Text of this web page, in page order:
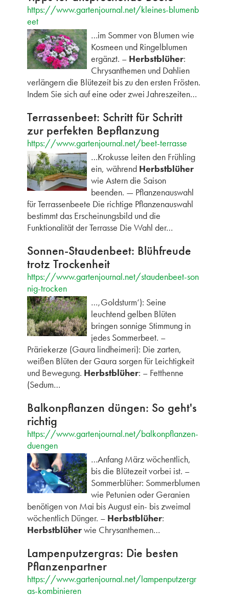
https://www.gartenjournal.net/kleines-blumenb
eet
…im Sommer von Blumen wie
Kosmeen und Ringelblumen
ergänzt. – Herbstblüher:
Chrysanthemen und Dahlien
verlängern die Blütezeit bis zu den ersten Frösten.
Indem Sie sich auf eine oder zwei Jahreszeiten…
Terrassenbeet: Schritt für Schritt
zur perfekten Bepflanzung
https://www.gartenjournal.net/beet-terrasse
…Krokusse leiten den Frühling
ein, während Herbstblüher
wie Astern die Saison
beenden. — Pflanzenauswahl
für Terrassenbeete Die richtige Pflanzenauswahl
bestimmt das Erscheinungsbild und die
Funktionalität der Terrasse Die Wahl der…
Sonnen-Staudenbeet: Blühfreude
trotz Trockenheit
https://www.gartenjournal.net/staudenbeet-son
nig-trocken
…‚Goldsturm‘): Seine
leuchtend gelben Blüten
bringen sonnige Stimmung in
jedes Sommerbeet. –
Präriekerze (Gaura lindheimeri): Die zarten,
weißen Blüten der Gaura sorgen für Leichtigkeit
und Bewegung. Herbstblüher: – Fetthenne
(Sedum…
Balkonpflanzen düngen: So geht's
richtig
https://www.gartenjournal.net/balkonpflanzen-
duengen
…Anfang März wöchentlich,
bis die Blütezeit vorbei ist. –
Sommerblüher: Sommerblumen
wie Petunien oder Geranien
benötigen von Mai bis August ein- bis zweimal
wöchentlich Dünger. – Herbstblüher:
Herbstblüherwie Chrysanthemen…
Lampenputzergras: Die besten
Pflanzenpartner
https://www.gartenjournal.net/lampenputzergr
as-kombinieren